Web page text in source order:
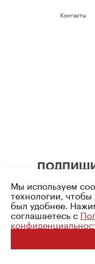
Контакты
© 2026
Мы используем
технологии,
был удобнее.
соглашаетесь с